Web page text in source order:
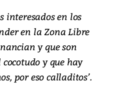
interesados en los
en la Zona Libre
y que son
cocotudo y que hay
por eso calladitos’.